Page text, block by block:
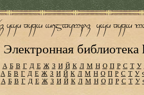
Электронная
А Б В Г Д Е Ж З И Й К Л М Н О П Р С Т У
А Б В Г Д Е Ж З И Й К Л М Н О П Р С Т У
А Б В Г Д Е Ж З И Й К Л М Н О П Р С Т У